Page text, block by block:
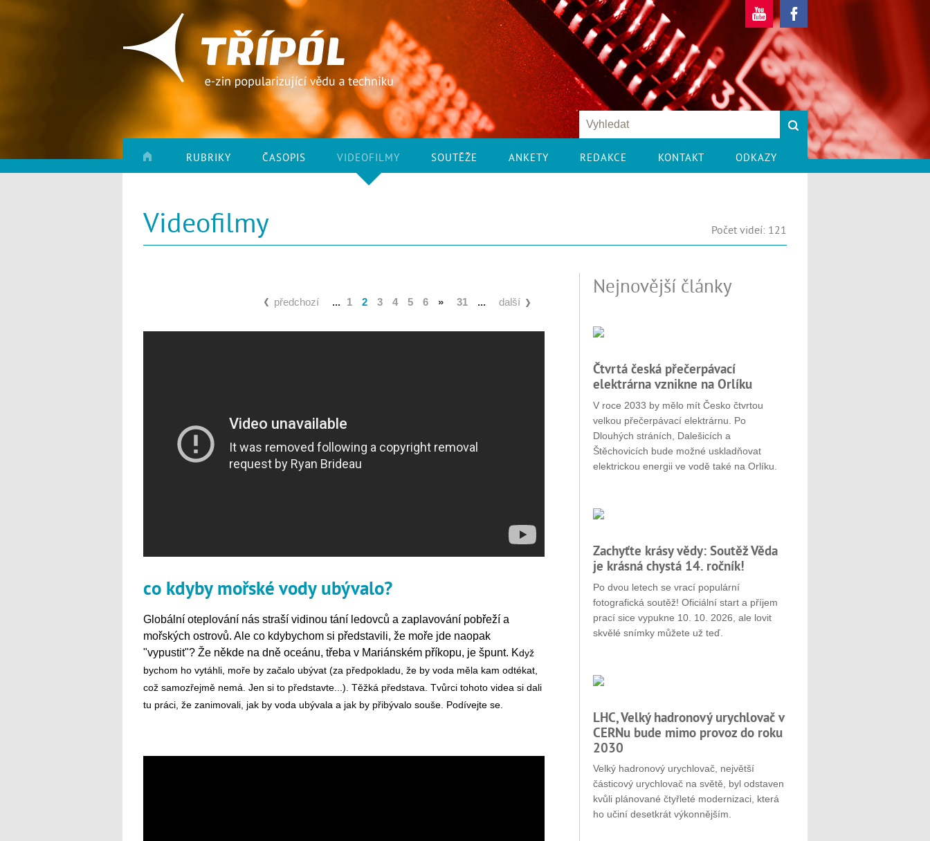
RUBRIKY ČASOPIS VIDEOFILMY SOUTĚŽE ANKETY REDAKCE KONTAKT ODKAZY
Videofilmy Počet videí: 121
předchozí ... 1 2 3 4 5 6 » 31 ... další
co kdyby mořské vody ubývalo?
Globální oteplování nás straší vidinou tání ledovců a zaplavování pobřeží a
mořských ostrovů. Ale co kdybychom si představili, že moře jde naopak
"vypustit"? Že někde na dně oceánu, třeba v Mariánském příkopu, je špunt. Když
bychom ho vytáhli, moře by začalo ubývat (za předpokladu, že by voda měla kam odtékat,
což samozřejmě nemá. Jen si to představte...). Těžká představa. Tvůrci tohoto videa si dali
tu práci, že zanimovali, jak by voda ubývala a jak by přibývalo souše. Podívejte se.
Nejnovější články
Čtvrtá česká přečerpávací
elektrárna vznikne na Orlíku
V roce 2033 by mělo mít Česko čtvrtou
velkou přečerpávací elektrárnu. Po
Dlouhých stráních, Dalešicích a
Štěchovicích bude možné uskladňovat
elektrickou energii ve vodě také na Orlíku.
Zachyťte krásy vědy: Soutěž Věda
je krásná chystá 14. ročník!
Po dvou letech se vrací populární
fotografická soutěž! Oficiální start a příjem
prací sice vypukne 10. 10. 2026, ale lovit
skvělé snímky můžete už teď.
LHC, Velký hadronový urychlovač v
CERNu bude mimo provoz do roku
2030
Velký hadronový urychlovač, největší
částicový urychlovač na světě, byl odstaven
kvůli plánované čtyřleté modernizaci, která
ho učiní desetkrát výkonnějším.